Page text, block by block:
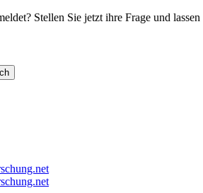
Stellen Sie jetzt ihre Frage und